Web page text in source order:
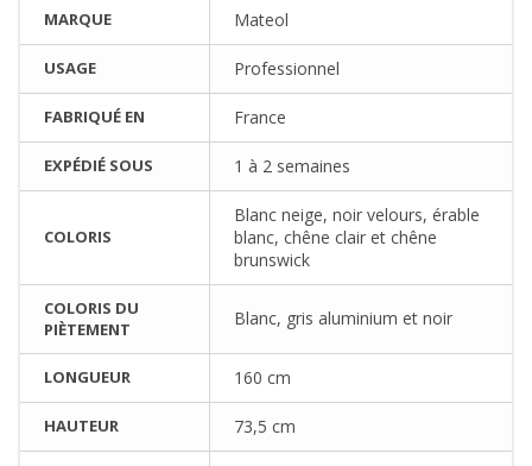
MARQUE Mateol
USAGE Professionnel
FABRIQUÉ EN France
EXPÉDIÉ SOUS 1 à 2 semaines
COLORIS
Blanc neige, noir velours, érable
blanc, chêne clair et chêne
brunswick
COLORIS DU
PIÈTEMENT
Blanc, gris aluminium et noir
LONGUEUR 160 cm
HAUTEUR 73,5 cm